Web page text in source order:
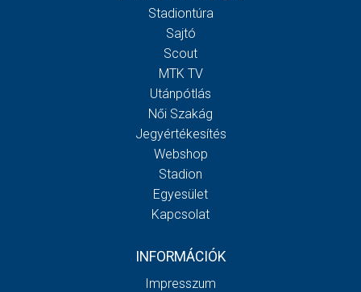
Stadiontúra
Sajtó
Scout
MTK TV
Utánpótlás
Női Szakág
Jegyértékesítés
Webshop
Stadion
Egyesület
Kapcsolat
INFORMÁCIÓK
Impresszum